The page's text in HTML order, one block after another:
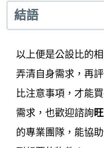
結語
以上便是公設比的
弄清自身需求，再
比注意事項，才能
需求，也歡迎諮詢
的專業團隊，能協